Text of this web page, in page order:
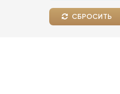
СБРОСИТЬ